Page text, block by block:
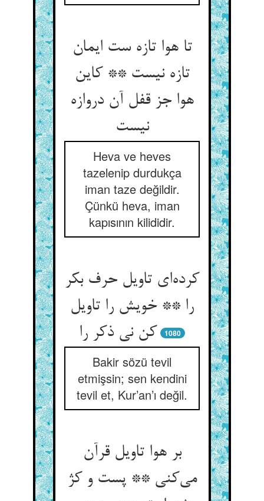
تا هوا تازه ست ایمان
تازه نیست ** کاین
هوا جز قفل آن دروازه
نیست‌‌
Heva ve heves
tazelenip durdukça
iman taze değildir.
Çünkü heva, iman
kapısının kilididir.
کرده‌‌ای تاویل حرف بکر
را ** خویش را تاویل
کن نی ذکر را
1080
Bakir sözü tevil
etmişsin; sen kendini
tevil et, Kur’an’ı değil.
بر هوا تاویل قرآن
می‌‌کنی ** پست و کژ